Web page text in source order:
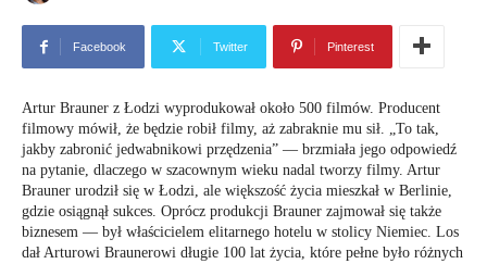
Facebook Twitter Pinterest
Artur Brauner z Łodzi wyprodukował około 500 filmów. Producent
filmowy mówił, że będzie robił filmy, aż zabraknie mu sił. „To tak,
jakby zabronić jedwabnikowi przędzenia” — brzmiała jego odpowiedź
na pytanie, dlaczego w szacownym wieku nadal tworzy filmy. Artur
Brauner urodził się w Łodzi, ale większość życia mieszkał w Berlinie,
gdzie osiągnął sukces. Oprócz produkcji Brauner zajmował się także
biznesem — był właścicielem elitarnego hotelu w stolicy Niemiec. Los
dał Arturowi Braunerowi długie 100 lat życia, które pełne było różnych